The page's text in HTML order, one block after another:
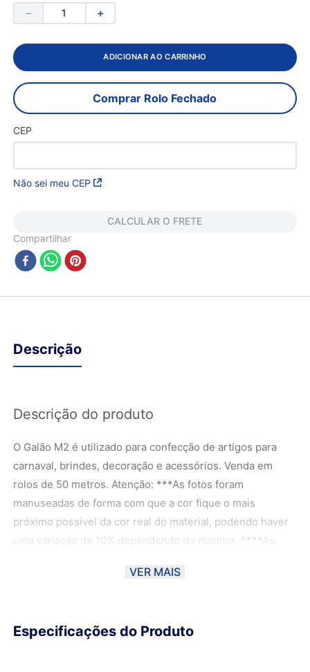
＋
－
ADICIONAR AO CARRINHO
Comprar Rolo Fechado
CEP
Não sei meu CEP
CALCULAR O FRETE
Compartilhar
Descrição
Descrição do produto
O Galão M2 é utilizado para confecção de artigos para
carnaval, brindes, decoração e acessórios. Venda em
rolos de 50 metros. Atenção: ***As fotos foram
manuseadas de forma com que a cor fique o mais
próximo possível da cor real do material, podendo haver
uma variação de 10% dependendo do monitor. ****Ao
poderá ser DOBRADO para ser entregue aos Correios.
qualidade, opte por Transportadora.
VER MAIS
Especificações do Produto